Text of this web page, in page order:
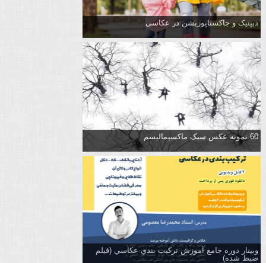
دیپتیک و جاکستا‌پوزیشن در عکاسی
60 نمونه عکس سبک ماکسیمالیسم
وبینار دوره جامع آموزش تركيب بندي عكاسي (فیلم
ضبط شده)